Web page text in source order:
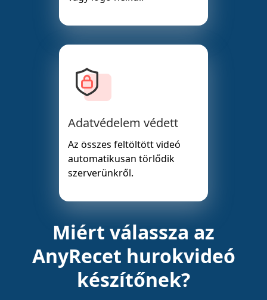
Adatvédelem védett
Az összes feltöltött videó
automatikusan törlődik
szerverünkről.
Miért válassza az
AnyRecet hurokvideó
készítőnek?